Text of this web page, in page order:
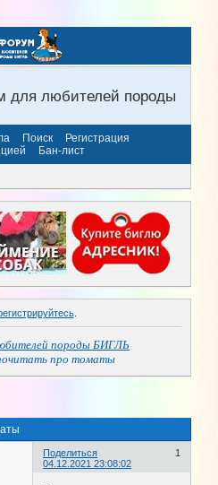
для любителей породы
Поиск
Регистрация
Бан-лист
.
породы БИГЛЬ
про томаты
Поделиться
1
04.12.2021 23:08:02